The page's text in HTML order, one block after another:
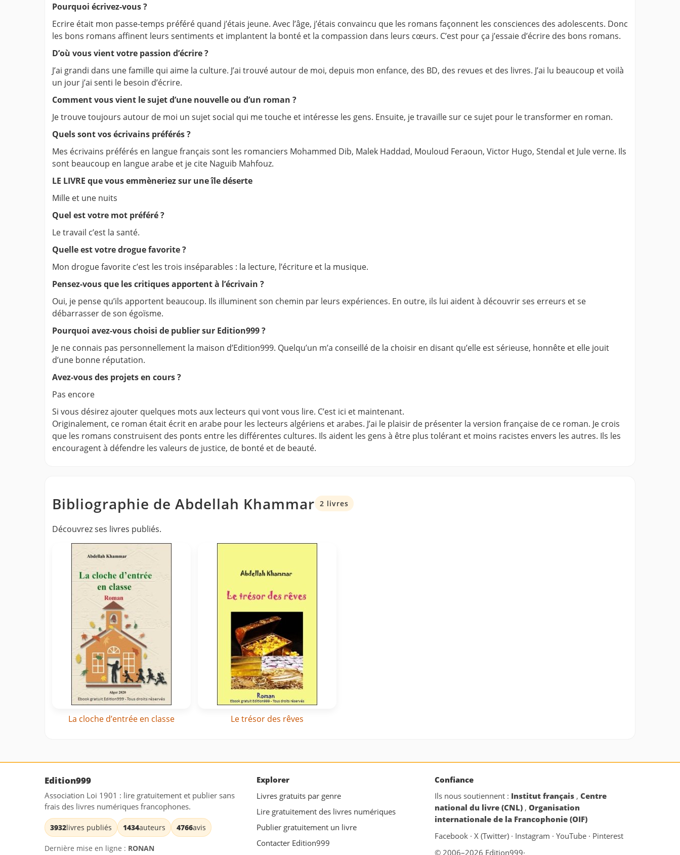
Pourquoi écrivez-vous ?
Ecrire était mon passe-temps préféré quand j’étais jeune. Avec l’âge, j’étais convaincu que les romans façonnent les consciences des adolescents. Donc
les bons romans affinent leurs sentiments et implantent la bonté et la compassion dans leurs cœurs. C’est pour ça j’essaie d’écrire des bons romans.
D’où vous vient votre passion d’écrire ?
J’ai grandi dans une famille qui aime la culture. J’ai trouvé autour de moi, depuis mon enfance, des BD, des revues et des livres. J’ai lu beaucoup et voilà
un jour j’ai senti le besoin d’écrire.
Comment vous vient le sujet d’une nouvelle ou d’un roman ?
Je trouve toujours autour de moi un sujet social qui me touche et intéresse les gens. Ensuite, je travaille sur ce sujet pour le transformer en roman.
Quels sont vos écrivains préférés ?
Mes écrivains préférés en langue français sont les romanciers Mohammed Dib, Malek Haddad, Mouloud Feraoun, Victor Hugo, Stendal et Jule verne. Ils
sont beaucoup en langue arabe et je cite Naguib Mahfouz.
LE LIVRE que vous emmèneriez sur une île déserte
Mille et une nuits
Quel est votre mot préféré ?
Le travail c’est la santé.
Quelle est votre drogue favorite ?
Mon drogue favorite c’est les trois inséparables : la lecture, l’écriture et la musique.
Pensez-vous que les critiques apportent à l’écrivain ?
Oui, je pense qu’ils apportent beaucoup. Ils illuminent son chemin par leurs expériences. En outre, ils lui aident à découvrir ses erreurs et se
débarrasser de son égoïsme.
Pourquoi avez-vous choisi de publier sur Edition999 ?
Je ne connais pas personnellement la maison d’Edition999. Quelqu’un m’a conseillé de la choisir en disant qu’elle est sérieuse, honnête et elle jouit
d’une bonne réputation.
Avez-vous des projets en cours ?
Pas encore
Si vous désirez ajouter quelques mots aux lecteurs qui vont vous lire. C’est ici et maintenant.
Originalement, ce roman était écrit en arabe pour les lecteurs algériens et arabes. J’ai le plaisir de présenter la version française de ce roman. Je crois
que les romans construisent des ponts entre les différentes cultures. Ils aident les gens à être plus tolérant et moins racistes envers les autres. Ils les
encouragent à défendre les valeurs de justice, de bonté et de beauté.
Bibliographie de Abdellah Khammar 2 livres
Découvrez ses livres publiés.
La cloche d’entrée en classe Le trésor des rêves
Edition999
Association Loi 1901 : lire gratuitement et publier sans
frais des livres numériques francophones.
3932livres publiés 1434auteurs 4766avis
Dernière mise en ligne : RONAN
Explorer
Livres gratuits par genre
Lire gratuitement des livres numériques
Publier gratuitement un livre
Contacter Edition999
Confiance
Ils nous soutiennent : Institut français ,Centre
national du livre (CNL) ,Organisation
internationale de la Francophonie (OIF)
Facebook · X (Twitter) · Instagram · YouTube · Pinterest
© 2006–2026 Edition999·